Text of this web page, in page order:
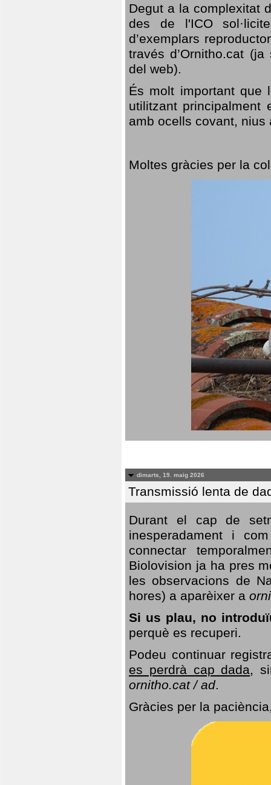
Degut a la complexitat
des de l'ICO
d’exemplars
través d’Ornitho.cat
del web).
És molt important que
utilitzant
amb ocells covant,
Moltes gràcies per la
dimarts, 19. maig 2026
Transmissió lenta de
Durant el cap de
inesperadament i
connectar
Biolovision ja ha pres
les observacions de
hores) a aparèixer a
Si us plau, no
perquè es recuperi.
Podeu continuar
es perdrà cap dada,
ornitho.cat / ad.
Gràcies per la